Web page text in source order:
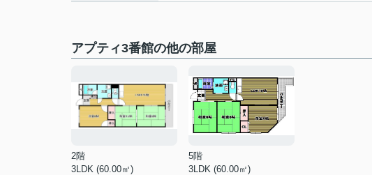
アプティ3番館の他の部屋
2階
3LDK (60.00㎡)
5階
3LDK (60.00㎡)